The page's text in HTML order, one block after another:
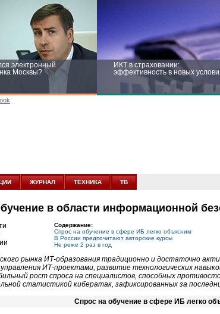
электронный
Москвы?
ИКТ в страховании:
эффективность в новых
новых условиях
ЖУРНАЛ ТЕХНИКА ТВ
в области информационной
Содержание:
Спрос на обучение в сфере ИБ легко объясним
В России предпочитают авторские курсы
Не реже 2 раз в год
рынка ИТ-образования традиционно и достаточно
ИТ-проектами, развитие технологических
рост спроса на специалистов, способных
статистикой кибератак, зафиксированных за
Спрос на обучение в сфере ИБ легко